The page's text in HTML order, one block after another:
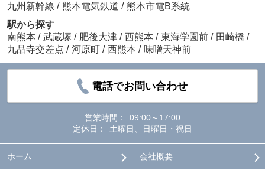
九州新幹線 / 熊本電気鉄道 / 熊本市電B系統
駅から探す
南熊本 / 武蔵塚 / 肥後大津 / 西熊本 / 東海学園前 / 田崎橋 /
九品寺交差点 / 河原町 / 西熊本 / 味噌天神前
電話でお問い合わせ
営業時間：
09:00～17:00
定休日：
土曜日、日曜日・祝日
ホーム 会社概要